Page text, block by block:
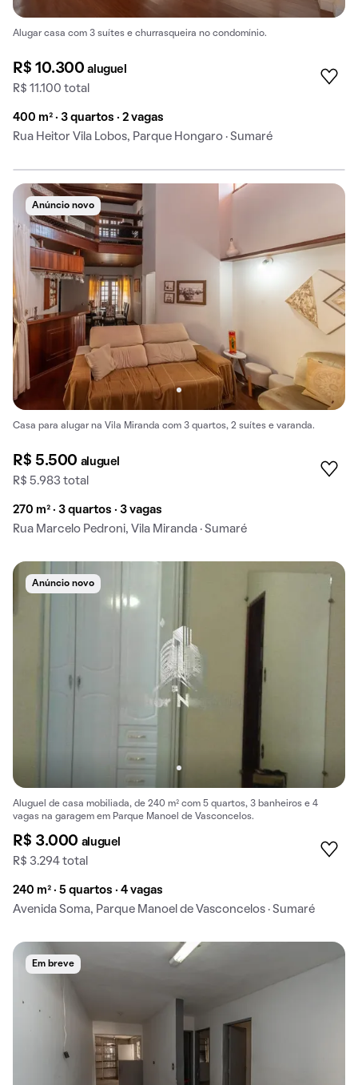
Alugar casa com 3 suítes e churrasqueira no condomínio.
R$ 10.300aluguel
R$ 11.100 total
400 m² · 3 quartos · 2 vagas
Rua Heitor Vila Lobos, Parque Hongaro · Sumaré
Anúncio novo
Casa para alugar na Vila Miranda com 3 quartos, 2 suítes e varanda.
R$ 5.500 aluguel
R$ 5.983 total
270 m² · 3 quartos · 3 vagas
Rua Marcelo Pedroni, Vila Miranda · Sumaré
Anúncio novo
Aluguel de casa mobiliada, de 240 m² com 5 quartos, 3 banheiros e 4
vagas na garagem em Parque Manoel de Vasconcelos.
R$ 3.000 aluguel
R$ 3.294 total
240 m² · 5 quartos · 4 vagas
Avenida Soma, Parque Manoel de Vasconcelos · Sumaré
Em breve